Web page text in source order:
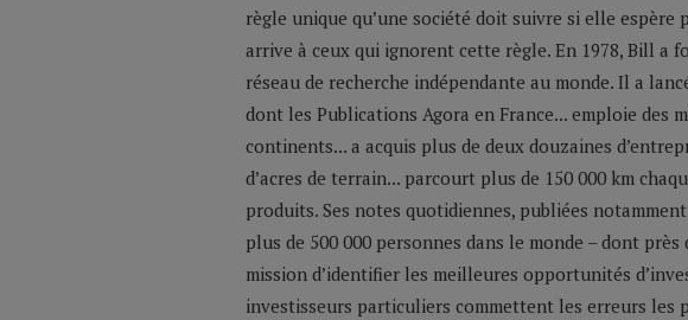
règle unique qu’une société doit suivre si elle
arrive à ceux qui ignorent cette règle. En 1978, Bill a
réseau de recherche indépendante au monde. Il a
dont les Publications Agora en France... emploie des
continents... a acquis plus de deux douzaines
d’acres de terrain... parcourt plus de 150 000 km
produits. Ses notes quotidiennes, publiées
plus de 500 000 personnes dans le monde – dont
mission d’identifier les meilleures opportunités
investisseurs particuliers commettent les erreurs les